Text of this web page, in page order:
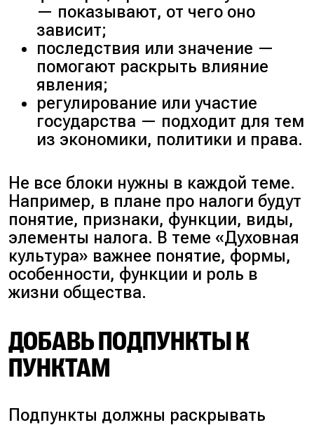
— показывают, от чего оно
зависит;
последствия или значение —
помогают раскрыть влияние
явления;
регулирование или участие
государства — подходит для тем
из экономики, политики и права.
Не все блоки нужны в каждой теме.
Например, в плане про налоги будут
понятие, признаки, функции, виды,
элементы налога. В теме «Духовная
культура» важнее понятие, формы,
особенности, функции и роль в
жизни общества.
ДОБАВЬ ПОДПУНКТЫ К
ПУНКТАМ
Подпункты должны раскрывать